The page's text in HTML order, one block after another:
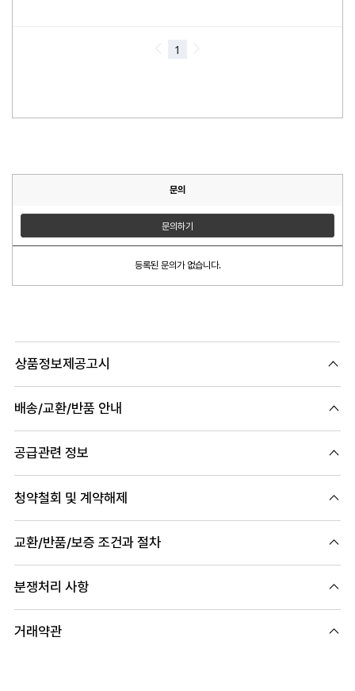
문의
문의하기
등록된 문의가 없습니다.
상품정보제공고시
배송/교환/반품 안내
공급관련 정보
청약철회 및 계약해제
교환/반품/보증 조건과 절차
분쟁처리 사항
거래약관